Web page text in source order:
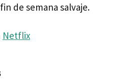
de semana salvaje.
Netflix